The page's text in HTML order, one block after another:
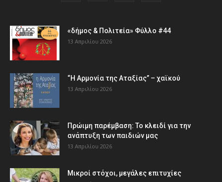
«δήμος & Πολιτεία» Φύλλο #44
13 Απριλίου 2026
“Η Αρμονία της Αταξίας” – χαϊκού
13 Απριλίου 2026
Πρώιμη παρέμβαση: Το κλειδί για την
ανάπτυξη των παιδιών µας
13 Απριλίου 2026
Μικροί στόχοι, μεγάλες επιτυχίες